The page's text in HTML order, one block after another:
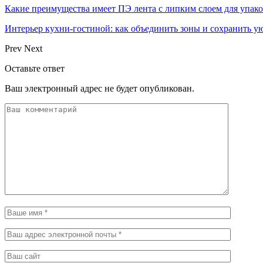
Какие преимущества имеет ПЭ лента с липким слоем для
Интерьер кухни-гостиной: как объединить зоны и сохранить
Prev Next
Оставьте ответ
Ваш электронный адрес не будет опубликован.